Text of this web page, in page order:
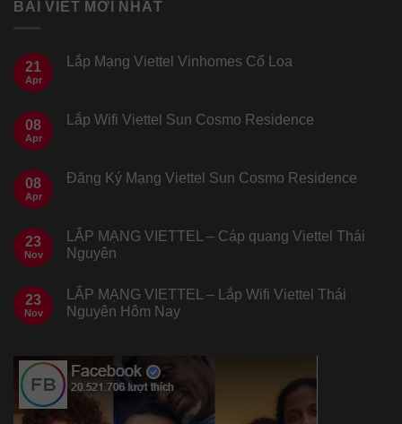
BÀI VIẾT MỚI NHẤT
21
Apr
Lắp Mạng Viettel Vinhomes Cổ Loa
08
Apr
Lắp Wifi Viettel Sun Cosmo Residence
08
Apr
Đăng Ký Mạng Viettel Sun Cosmo Residence
23
Nov
LẮP MẠNG VIETTEL – Cáp quang Viettel Thái
Nguyên
23
Nov
LẮP MẠNG VIETTEL – Lắp Wifi Viettel Thái
Nguyên Hôm Nay